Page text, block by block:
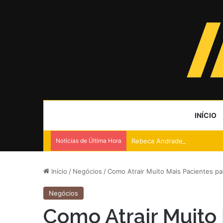
INÍCIO
Notícias de Última Hora Rebeca Andrade lidera
Início / Negócios /Como Atrair Muito Mais Pacientes
Negócios
Como Atrair Muito